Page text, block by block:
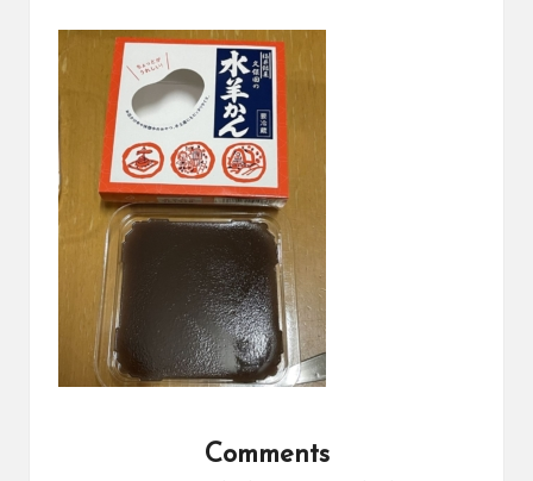
Comments